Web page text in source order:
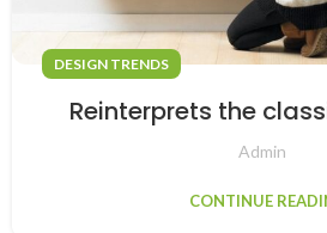
DESIGN TRENDS
Reinterprets the
Admin
CONTINUE